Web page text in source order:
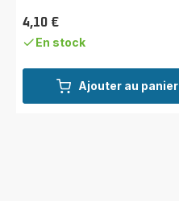
Ajouter au panier
Prix
4,10 €
En stock